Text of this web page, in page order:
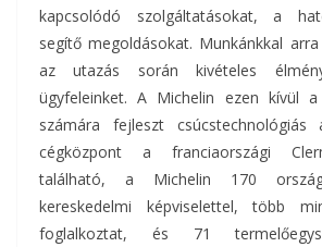
kapcsolódó szolgáltatásokat, a
segítő megoldásokat. Munkánkkal
az utazás során kivételes
ügyfeleinket. A Michelin ezen kívül a
számára fejleszt csúcstechnológiás
cégközpont a franciaországi
található, a Michelin 170
kereskedelmi képviselettel, több
foglalkoztat, és 71